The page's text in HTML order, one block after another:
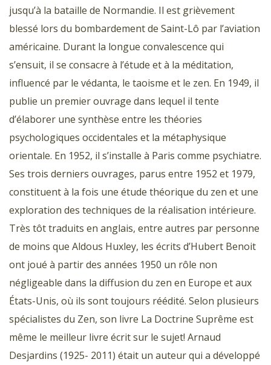
jusqu’à la bataille de Normandie. Il est grièvement
blessé lors du bombardement de Saint-Lô par l’aviation
américaine. Durant la longue convalescence qui
s’ensuit, il se consacre à l’étude et à la méditation,
influencé par le védanta, le taoisme et le zen. En 1949, il
publie un premier ouvrage dans lequel il tente
d’élaborer une synthèse entre les théories
psychologiques occidentales et la métaphysique
orientale. En 1952, il s’installe à Paris comme psychiatre.
Ses trois derniers ouvrages, parus entre 1952 et 1979,
constituent à la fois une étude théorique du zen et une
exploration des techniques de la réalisation intérieure.
Très tôt traduits en anglais, entre autres par personne
de moins que Aldous Huxley, les écrits d’Hubert Benoit
ont joué à partir des années 1950 un rôle non
négligeable dans la diffusion du zen en Europe et aux
États-Unis, où ils sont toujours réédité. Selon plusieurs
spécialistes du Zen, son livre La Doctrine Suprême est
même le meilleur livre écrit sur le sujet! Arnaud
Desjardins (1925- 2011) était un auteur qui a développé